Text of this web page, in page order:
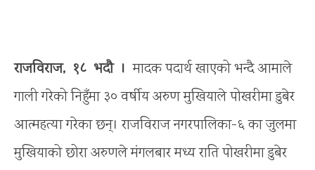
राजविराज, १८ भदौ । मादक पदार्थ खाएको भन्दै आमाले
गाली गरेको निहुँमा ३० वर्षीय अरुण मुखियाले पोखरीमा डुबेर
आत्महत्या गरेका छन्। राजविराज नगरपालिका-६ का जुलमा
मुखियाको छोरा अरुणले मंगलबार मध्य राति पोखरीमा डुबेर